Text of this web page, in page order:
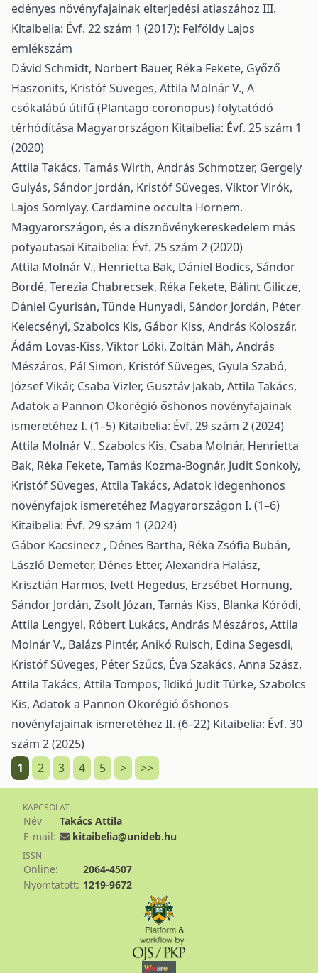
edényes növényfajainak elterjedési atlaszához III.
Kitaibelia: Évf. 22 szám 1 (2017): Felföldy Lajos
emlékszám
Dávid Schmidt, Norbert Bauer, Réka Fekete, Győző
Haszonits, Kristóf Süveges, Attila Molnár V., A
csókalábú útifű (Plantago coronopus) folytatódó
térhódítása Magyarországon Kitaibelia: Évf. 25 szám 1
(2020)
Attila Takács, Tamás Wirth, András Schmotzer, Gergely
Gulyás, Sándor Jordán, Kristóf Süveges, Viktor Virók,
Lajos Somlyay, Cardamine occulta Hornem.
Magyarországon, és a dísznövénykereskedelem más
potyautasai Kitaibelia: Évf. 25 szám 2 (2020)
Attila Molnár V., Henrietta Bak, Dániel Bodics, Sándor
Bordé, Terezia Chabrecsek, Réka Fekete, Bálint Gilicze,
Dániel Gyurisán, Tünde Hunyadi, Sándor Jordán, Péter
Kelecsényi, Szabolcs Kis, Gábor Kiss, András Koloszár,
Ádám Lovas-Kiss, Viktor Löki, Zoltán Mäh, András
Mészáros, Pál Simon, Kristóf Süveges, Gyula Szabó,
József Vikár, Csaba Vizler, Gusztáv Jakab, Attila Takács,
Adatok a Pannon Ökorégió őshonos növényfajainak
ismeretéhez I. (1–5) Kitaibelia: Évf. 29 szám 2 (2024)
Attila Molnár V., Szabolcs Kis, Csaba Molnár, Henrietta
Bak, Réka Fekete, Tamás Kozma-Bognár, Judit Sonkoly,
Kristóf Süveges, Attila Takács, Adatok idegenhonos
növényfajok ismeretéhez Magyarországon I. (1–6)
Kitaibelia: Évf. 29 szám 1 (2024)
Gábor Kacsinecz , Dénes Bartha, Réka Zsófia Bubán,
László Demeter, Dénes Etter, Alexandra Halász,
Krisztián Harmos, Ivett Hegedüs, Erzsébet Hornung,
Sándor Jordán, Zsolt Józan, Tamás Kiss, Blanka Kóródi,
Attila Lengyel, Róbert Lukács, András Mészáros, Attila
Molnár V., Balázs Pintér, Anikó Ruisch, Edina Segesdi,
Kristóf Süveges, Péter Szűcs, Éva Szakács, Anna Szász,
Attila Takács, Attila Tompos, Ildikó Judit Türke, Szabolcs
Kis, Adatok a Pannon Ökorégió őshonos
növényfajainak ismeretéhez II. (6–22) Kitaibelia: Évf. 30
szám 2 (2025)
1
2 3 4 5 > >>
KAPCSOLAT
Név
Takács Attila
E-mail:
kitaibelia@unideb.hu
ISSN
Online:
2064-4507
Nyomtatott: 1219-9672